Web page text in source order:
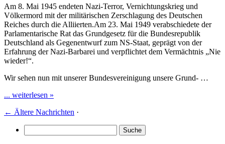
Am 8. Mai 1945 endeten Nazi-Terror, Vernichtungskrieg und
Völkermord mit der militärischen Zerschlagung des Deutschen
Reiches durch die Alliierten.Am 23. Mai 1949 verabschiedete der
Parlamentarische Rat das Grundgesetz für die Bundesrepublik
Deutschland als Gegenentwurf zum NS-Staat, geprägt von der
Erfahrung der Nazi-Barbarei und verpflichtet dem Vermächtnis „Nie
wieder!“.
Wir sehen nun mit unserer Bundesvereinigung unsere Grund- …
... weiterlesen »
← Ältere Nachrichten ·